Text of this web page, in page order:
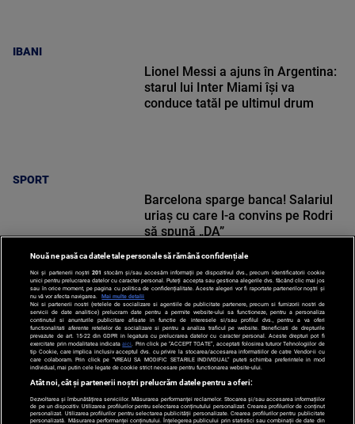
IBANI
SPORT
Lionel Messi a ajuns în Argentina:
starul lui Inter Miami își va
conduce tatăl pe ultimul drum
SPORT
Barcelona sparge banca! Salariul
uriaș cu care l-a convins pe Rodri
să spună „DA”
Nouă ne pasă ca datele tale personale să rămână confidențiale
Noi și partenerii noștri 201 stocăm și/sau accesăm informații pe dispozitivul dvs., precum identificatorii cookie
unici pentru prelucrarea datelor cu caracter personal. Puteți accepta sau gestiona alegerile dvs. făcând clic mai jos
sau în orice moment, pe pagina cu politica de confidențialitate. Aceste alegeri vor fi raportate partenerilor noștri și
nu vă vor afecta navigarea.
Mai multe detalii
Noi si partenerii nostri (retelele de socializare si agentiile de publicitate partenere, precum si furnizorii nostri de
servicii de date analitice) prelucram date pentru a permite website-ului sa functioneze, pentru a personaliza
continutul si anunturile publicitare afisate in functie de interesele si/sau profilul dvs., pentru a va oferi
functionalitati aferente retelelor de socializare si pentru a analiza traficul pe website. Beneficiati de drepturile
prevazute de art. 15-22 din GDPR in legatura cu prelucrarea datelor cu caracter personal. Aceste drepturi pot fi
exercitate prin modalitatea indicataaici . Prin click pe “ACCEPT TOATE”, acceptati folosirea tuturor Tehnologiilor de
tip Cookie, care implica inclusiv acceptul dvs. cu privire la stocarea/accesarea informatiilor de catre Vendor-ii cu
care colaboram. Prin click pe “VREAU SA MODIFIC SETARILE INDIVIDUAL” puteti schimba preferintele in mod
individual, mai putin cele legate de cookie strict necesare pentru functionarea website-ului.
Atât noi, cât și partenerii noștri prelucrăm datele pentru a oferi:
Dezvoltarea și îmbunătățirea serviciilor. Măsurarea performanței reclamelor. Stocarea și/sau accesarea informațiilor
de pe un dispozitiv. Utilizarea profilurilor pentru selectarea conținutului personalizat. Crearea profilurilor de conținut
personalizat. Utilizarea profilurilor pentru selectarea publicității personalizate. Crearea profilurilor pentru publicitate
personalizată. Măsurarea performanței conținutului. Înțelegerea publicului prin statistici sau combinații de date din